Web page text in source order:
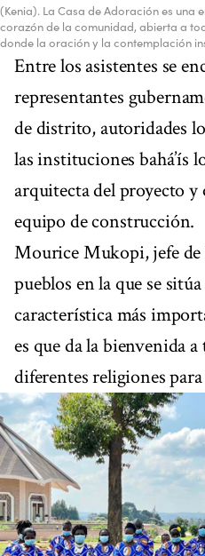
(Kenia). La Casa de Adoración es una
corazón de la comunidad, abierta a
donde la oración y la contemplación
Entre los asistentes se
representantes
de distrito, autoridades
las instituciones bahá’ís
arquitecta del proyecto
equipo de construcción.
Mourice Mukopi, jefe de
pueblos en la que se
característica más
es que da la bienvenida
diferentes religiones